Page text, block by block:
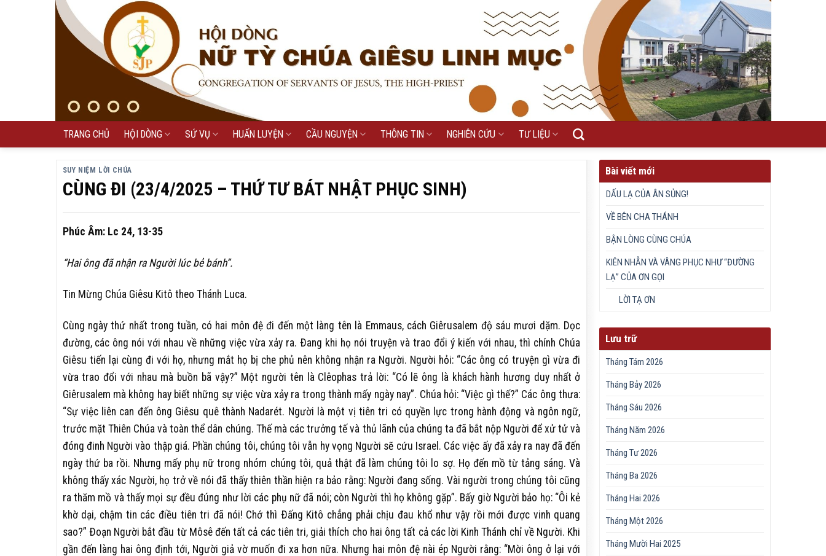
TRANG CHỦ HỘI DÒNG SỨ VỤ HUẤN LUYỆN CẦU NGUYỆN THÔNG TIN NGHIÊN CỨU TƯ LIỆU
SUY NIỆM LỜI CHÚA
CÙNG ĐI (23/4/2025 – THỨ TƯ BÁT NHẬT PHỤC SINH)
Phúc Âm: Lc 24, 13-35
“Hai ông đã nhận ra Người lúc bẻ bánh”.
Tin Mừng Chúa Giêsu Kitô theo Thánh Luca.
Cùng ngày thứ nhất trong tuần, có hai môn đệ đi đến một làng tên là Emmaus, cách Giêrusalem độ sáu mươi dặm. Dọc
đường, các ông nói với nhau về những việc vừa xảy ra. Ðang khi họ nói truyện và trao đổi ý kiến với nhau, thì chính Chúa
Giêsu tiến lại cùng đi với họ, nhưng mắt họ bị che phủ nên không nhận ra Người. Người hỏi: “Các ông có truyện gì vừa đi
vừa trao đổi với nhau mà buồn bã vậy?” Một người tên là Clêophas trả lời: “Có lẽ ông là khách hành hương duy nhất ở
Giêrusalem mà không hay biết những sự việc vừa xảy ra trong thành mấy ngày nay”. Chúa hỏi: “Việc gì thế?” Các ông thưa:
“Sự việc liên can đến ông Giêsu quê thành Nadarét. Người là một vị tiên tri có quyền lực trong hành động và ngôn ngữ,
trước mặt Thiên Chúa và toàn thể dân chúng. Thế mà các trưởng tế và thủ lãnh của chúng ta đã bắt nộp Người để xử tử và
đóng đinh Người vào thập giá. Phần chúng tôi, chúng tôi vẫn hy vọng Người sẽ cứu Israel. Các việc ấy đã xảy ra nay đã đến
ngày thứ ba rồi. Nhưng mấy phụ nữ trong nhóm chúng tôi, quả thật đã làm chúng tôi lo sợ. Họ đến mồ từ tảng sáng. Và
không thấy xác Người, họ trở về nói đã thấy thiên thần hiện ra bảo rằng: Người đang sống. Vài người trong chúng tôi cũng
ra thăm mồ và thấy mọi sự đều đúng như lời các phụ nữ đã nói; còn Người thì họ không gặp”. Bấy giờ Người bảo họ: “Ôi kẻ
khờ dại, chậm tin các điều tiên tri đã nói! Chớ thì Ðấng Kitô chẳng phải chịu đau khổ như vậy rồi mới được vinh quang
sao?” Ðoạn Người bắt đầu từ Môsê đến tất cả các tiên tri, giải thích cho hai ông tất cả các lời Kinh Thánh chỉ về Người. Khi
gần đến làng hai ông định tới, Người giả vờ muốn đi xa hơn nữa. Nhưng hai môn đệ nài ép Người rằng: “Mời ông ở lại với
Bài viết mới
DẤU LẠ CỦA ÂN SỦNG!
VỀ BÊN CHA THÁNH
BẬN LÒNG CÙNG CHÚA
KIÊN NHẪN VÀ VÂNG PHỤC NHƯ “ĐƯỜNG
LẠ” CỦA ƠN GỌI
LỜI TẠ ƠN
Lưu trữ
Tháng Tám 2026
Tháng Bảy 2026
Tháng Sáu 2026
Tháng Năm 2026
Tháng Tư 2026
Tháng Ba 2026
Tháng Hai 2026
Tháng Một 2026
Tháng Mười Hai 2025